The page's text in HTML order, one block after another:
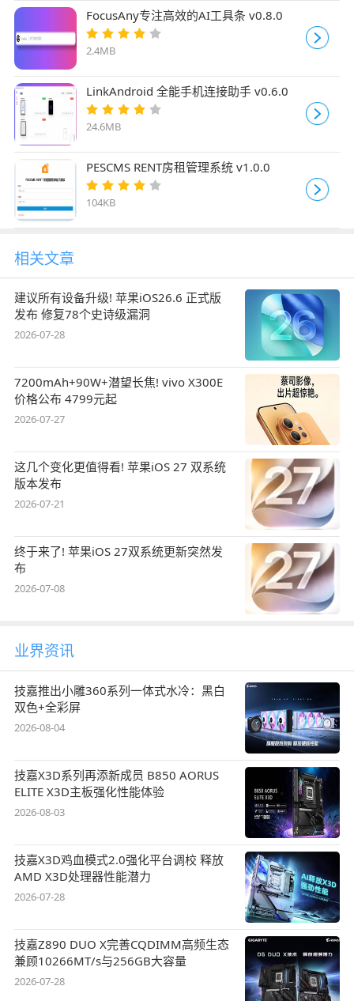
FocusAny专注高效的AI工具条 v0.8.0
2.4MB
LinkAndroid 全能手机连接助手 v0.6.0
24.6MB
PESCMS RENT房租管理系统 v1.0.0
104KB
相关文章
建议所有设备升级! 苹果iOS26.6 正式版
发布 修复78个史诗级漏洞
2026-07-28
7200mAh+90W+潜望长焦! vivo X300E
价格公布 4799元起
2026-07-27
这几个变化更值得看! 苹果iOS 27 双系统
版本发布
2026-07-21
终于来了! 苹果iOS 27双系统更新突然发
布
2026-07-08
业界资讯
技嘉推出小雕360系列一体式水冷：黑白
双色+全彩屏
2026-08-04
技嘉X3D系列再添新成员 B850 AORUS
ELITE X3D主板强化性能体验
2026-08-03
技嘉X3D鸡血模式2.0强化平台调校 释放
AMD X3D处理器性能潜力
2026-07-28
技嘉Z890 DUO X完善CQDIMM高频生态
兼顾10266MT/s与256GB大容量
2026-07-28